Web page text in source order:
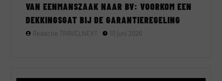
VAN EENMANSZAAK NAAR BV: VOORKOM EEN
DEKKINGSGAT BIJ DE GARANTIEREGELING
Redactie TRAVELNEXT 10 juni 2026